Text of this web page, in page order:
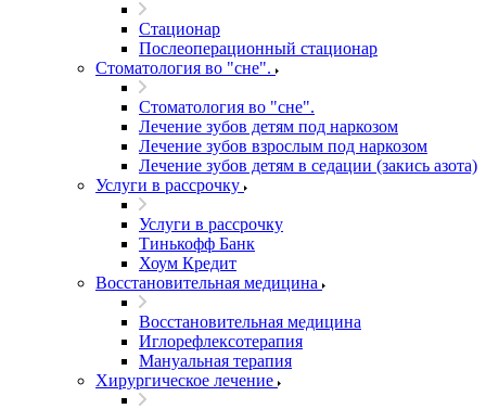
Стационар
Послеоперационный стационар
Стоматология во "сне".
Стоматология во "сне".
Лечение зубов детям под наркозом
Лечение зубов взрослым под наркозом
Лечение зубов детям в седации (закись азота)
Услуги в рассрочку
Услуги в рассрочку
Тинькофф Банк
Хоум Кредит
Восстановительная медицина
Восстановительная медицина
Иглорефлексотерапия
Мануальная терапия
Хирургическое лечение